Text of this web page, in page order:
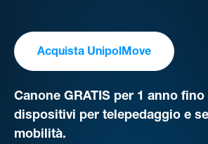
Acquista UnipolMove
Canone GRATIS per 1 anno fino
dispositivi per telepedaggio e
mobilità.